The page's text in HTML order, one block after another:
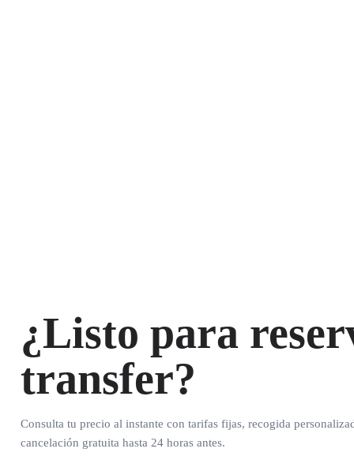
¿Listo para
transfer?
Consulta tu precio al instante con tarifas fijas, recogida
cancelación gratuita hasta 24 horas antes.